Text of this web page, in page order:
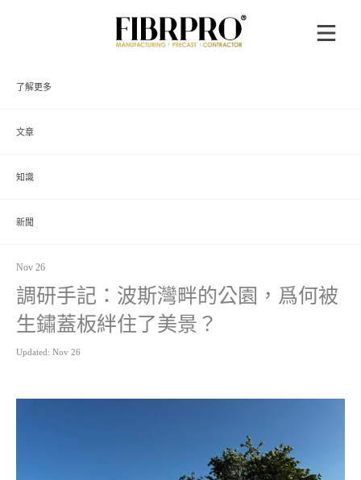
了解更多
文章
知識
新聞
Nov 26
調研手記：波斯灣畔的公園，爲何被
生鏽蓋板絆住了美景？
Updated: Nov 26